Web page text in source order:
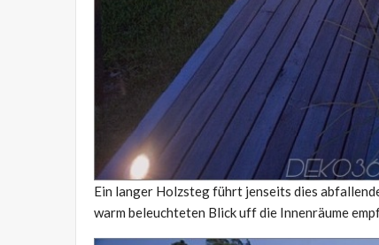
Ein langer Holzsteg führt jenseits dies
warm beleuchteten Blick uff die Innenräume